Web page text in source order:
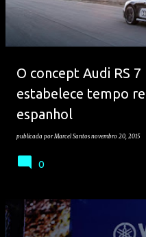
O concept Audi RS
estabelece tempo
espanhol
publicada porMarcel Santos novembro 20, 2015
0